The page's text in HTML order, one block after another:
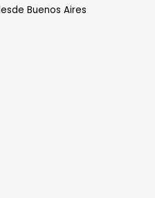
Buenos Aires